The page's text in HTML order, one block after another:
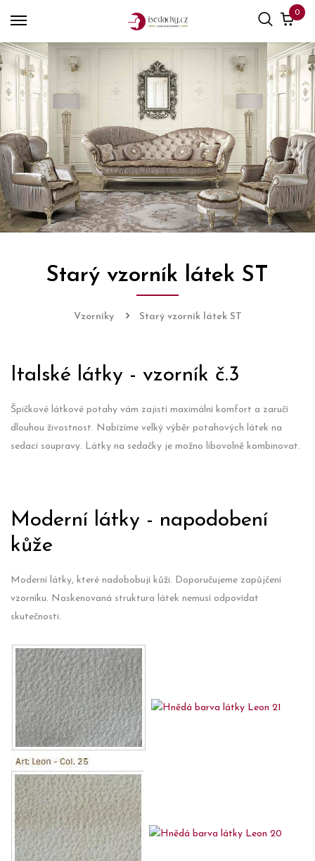
0
Starý vzorník látek ST
Vzorníky Starý vzorník látek ST
Italské látky - vzorník č.3
Špičkové látkové potahy vám zajistí maximální komfort a zaručí
dlouhou živostnost. Nabízíme velký výběr potahových látek na
sedací soupravy. Látky na sedačky je možno libovolně kombinovat.
Moderní látky - napodobení
kůže
Moderní látky, které nadobobují kůži. Doporučujeme zapůjčení
vzorníku. Naskenovaná struktura látek nemusí odpovídat
skutečnosti.